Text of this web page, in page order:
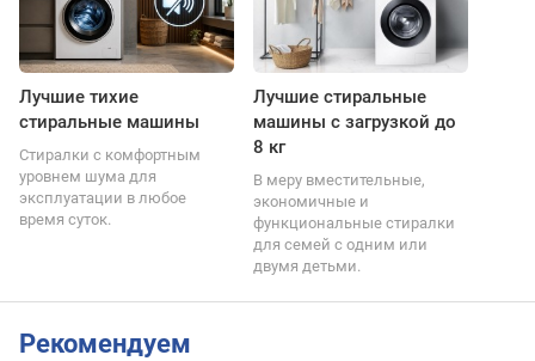
Лучшие тихие
стиральные машины
Стиралки с комфортным
уровнем шума для
эксплуатации в любое
время суток.
Лучшие стиральные
машины с загрузкой до
8 кг
В меру вместительные,
экономичные и
функциональные стиралки
для семей с одним или
двумя детьми.
Рекомендуем